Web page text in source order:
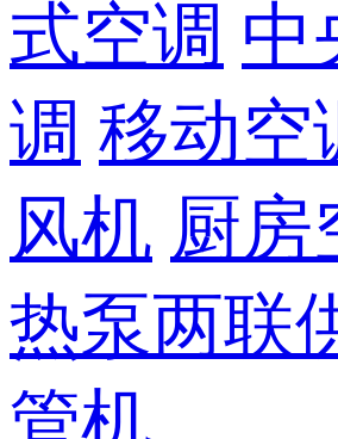
式空调 中
调 移动空
风机 厨房
热泵两联
管机